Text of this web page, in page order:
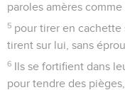
paroles amères
5 pour tirer en
tirent sur lui, sans
6 Ils se fortifient dans
pour tendre des